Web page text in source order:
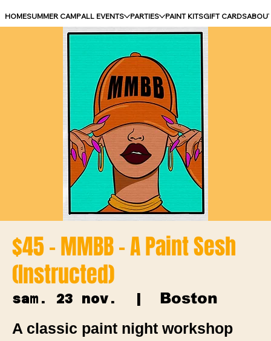
HOMESUMMER CAMPALL EVENTS PARTIES PAINT KITSGIFT CARDS
$45 - MMBB - A Paint Sesh
(Instructed)
sam. 23 nov.
  |
Boston
A classic paint night workshop